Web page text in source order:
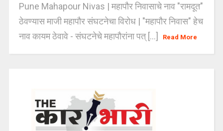
Pune Mahapour Nivas | महापौर निवासाचे नाव "रामदूत"
ठेवण्यास माजी महापौर संघटनेचा विरोध | "महापौर निवास" हेच
नाव कायम ठेवावे - संघटनेचे महापौरांना पत् [...]
Read More